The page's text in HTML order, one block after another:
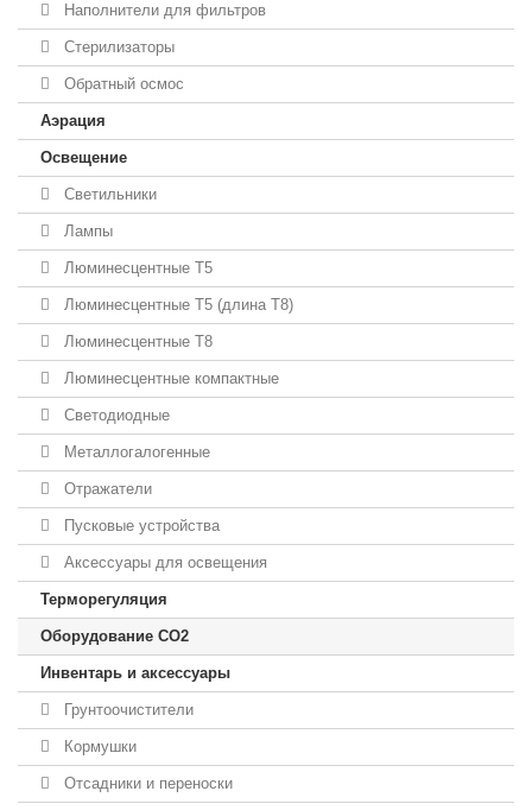
Наполнители для фильтров
Стерилизаторы
Обратный осмос
Аэрация
Освещение
Светильники
Лампы
Люминесцентные T5
Люминесцентные T5 (длина T8)
Люминесцентные T8
Люминесцентные компактные
Светодиодные
Металлогалогенные
Отражатели
Пусковые устройства
Аксессуары для освещения
Терморегуляция
Оборудование CO2
Инвентарь и аксессуары
Грунтоочистители
Кормушки
Отсадники и переноски